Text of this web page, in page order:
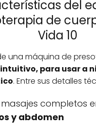
del
de
Vida 10
una máquina de
para usar a
. Entre sus detalles
completos
y abdomen